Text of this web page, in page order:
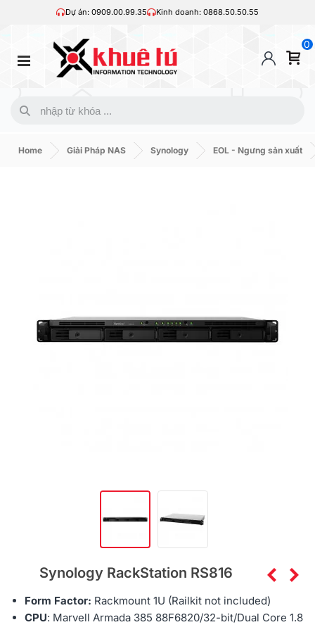
Dự án: 0909.00.99.35 Kinh doanh: 0868.50.50.55
0
Home Giải Pháp NAS Synology EOL - Ngưng sản xuất
Synology RackStation RS816
Form Factor: Rackmount 1U (Railkit not included)
CPU: Marvell Armada 385 88F6820/32-bit/Dual Core 1.8